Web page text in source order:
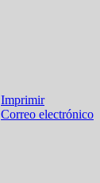
Imprimir
Correo electrónico